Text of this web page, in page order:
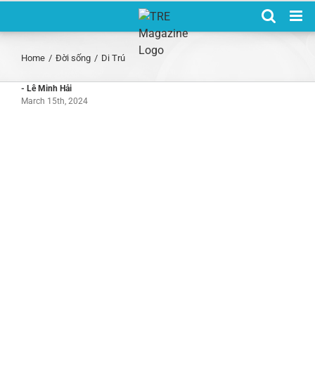
Home / Đời sống / Di Trú
- Lê Minh Hải
March 15th, 2024